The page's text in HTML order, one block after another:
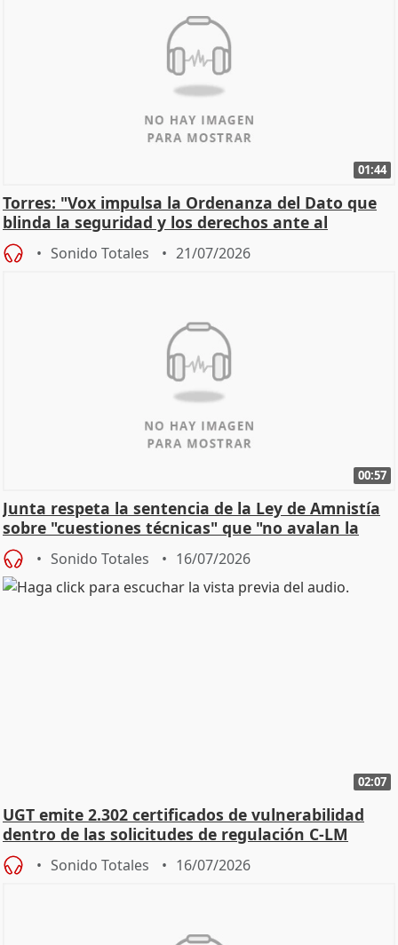
01:44
Torres: "Vox impulsa la Ordenanza del Dato que
blinda la seguridad y los derechos ante al
control"
Sonido Totales 21/07/2026
00:57
Junta respeta la sentencia de la Ley de Amnistía
sobre "cuestiones técnicas" que "no avalan la
const
Sonido Totales 16/07/2026
02:07
UGT emite 2.302 certificados de vulnerabilidad
dentro de las solicitudes de regulación C-LM
Sonido Totales 16/07/2026